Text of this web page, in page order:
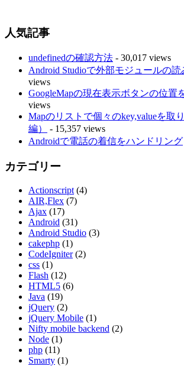
人気記事
undefinedの確認方法 - 30,017 views
Android Studioで外部モジュールの読
views
GoogleMapの現在表示ボタンの位置
views
Mapのリストで個々のkey,valueを取
編）
- 15,357 views
Androidで電話の着信をハンドリング
カテゴリー
Actionscript (4)
AIR,Flex (7)
Ajax (17)
Android (31)
Android Studio (3)
cakephp (1)
CodeIgniter(2)
css (1)
Flash (12)
HTML5 (6)
Java (19)
jQuery (2)
jQuery Mobile (1)
Nifty mobile backend (2)
Node (1)
php (11)
Smarty (1)